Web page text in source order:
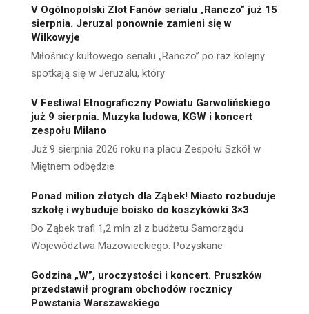
V Ogólnopolski Zlot Fanów serialu „Ranczo” już 15
sierpnia. Jeruzal ponownie zamieni się w
Wilkowyje
Miłośnicy kultowego serialu „Ranczo” po raz kolejny
spotkają się w Jeruzalu, który
V Festiwal Etnograficzny Powiatu Garwolińskiego
już 9 sierpnia. Muzyka ludowa, KGW i koncert
zespołu Milano
Już 9 sierpnia 2026 roku na placu Zespołu Szkół w
Miętnem odbędzie
Ponad milion złotych dla Ząbek! Miasto rozbuduje
szkołę i wybuduje boisko do koszykówki 3×3
Do Ząbek trafi 1,2 mln zł z budżetu Samorządu
Województwa Mazowieckiego. Pozyskane
Godzina „W”, uroczystości i koncert. Pruszków
przedstawił program obchodów rocznicy
Powstania Warszawskiego